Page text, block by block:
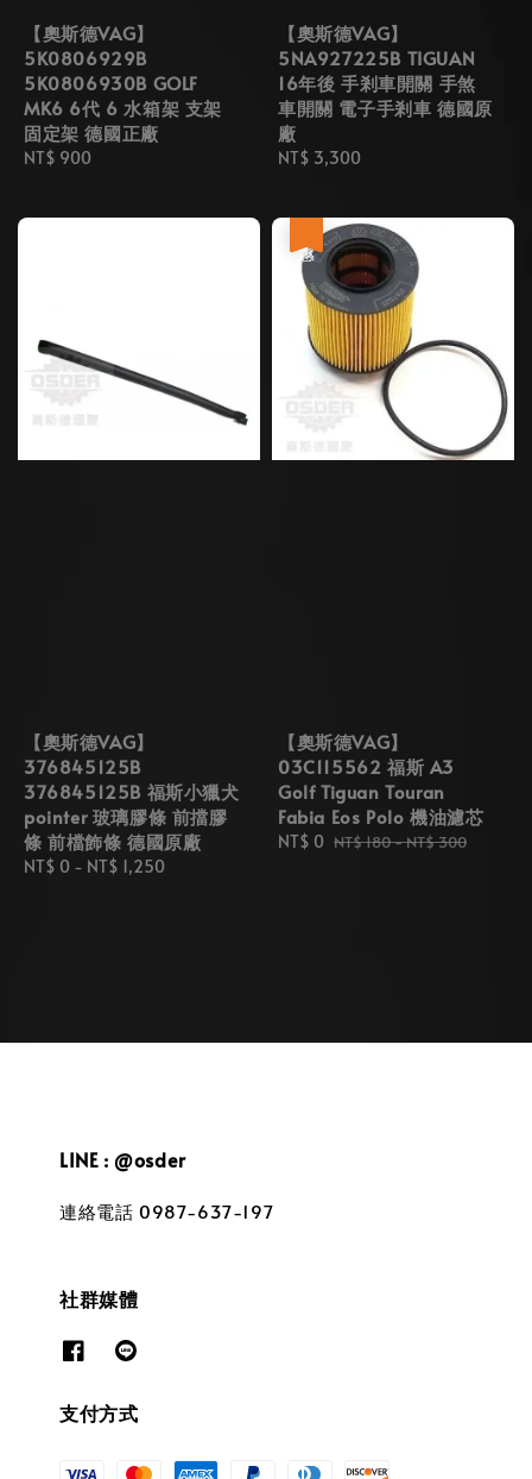
【奧斯德VAG】
5K0806929B
5K0806930B GOLF
MK6 6代 6 水箱架 支架
固定架 德國正廠
Regular
NT$ 900
【奧斯德VAG】
5NA927225B TIGUAN
16年後 手剎車開關 手煞
車開關 電子手剎車 德國原
廠
Regular
NT$ 3,300
【奧斯德VAG】
376845125B
376845125B 福斯小獵犬
pointer 玻璃膠條 前擋膠
條 前檔飾條 德國原廠
Regular
NT$ 0 - NT$ 1,250
【奧斯德VAG】
03C115562 福斯 A3
Golf Tiguan Touran
Fabia Eos Polo 機油濾芯
Sale
NT$ 0 Regular
NT$ 180-NT$ 300
LINE : @osder
連絡電話 0987-637-197
社群媒體
支付方式